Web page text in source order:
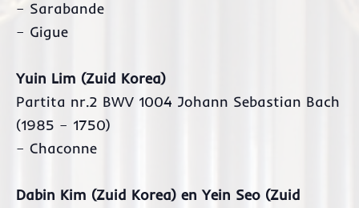
– Sarabande
– Gigue
Yuin Lim (Zuid Korea)
Partita nr.2 BWV 1004 Johann Sebastian Bach
(1985 – 1750)
– Chaconne
Dabin Kim (Zuid Korea) en Yein Seo (Zuid